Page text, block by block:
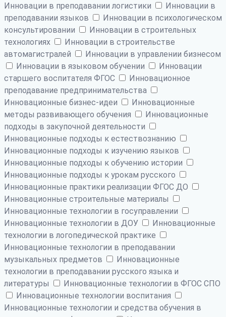
Инновации в преподавании логистики
Инновации в
преподавании языков
Инновации в психологическом
консультировании
Инновации в строительных
технологиях
Инновации в строительстве
автомагистралей
Инновации в управлении бизнесом
Инновации в языковом обучении
Инновации
старшего воспитателя ФГОС
Инновационное
преподавание предпринимательства
Инновационные бизнес-идеи
Инновационные
методы развивающего обучения
Инновационные
подходы в закупочной деятельности
Инновационные подходы к естествознанию
Инновационные подходы к изучению языков
Инновационные подходы к обучению истории
Инновационные подходы к урокам русского
Инновационные практики реализации ФГОС ДО
Инновационные строительные материалы
Инновационные технологии в госуправлении
Инновационные технологии в ДОУ
Инновационные
технологии в логопедической практике
Инновационные технологии в преподавании
музыкальных предметов
Инновационные
технологии в преподавании русского языка и
литературы
Инновационные технологии в ФГОС СПО
Инновационные технологии воспитания
Инновационные технологии и средства обучения в